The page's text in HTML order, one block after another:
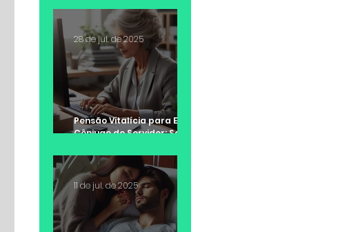
insalubridade?
Pensão Vitalícia para Ex-
Cônjuge de Servidor: Saiba
28 de jul. de 2025
11 de jul. de 2025